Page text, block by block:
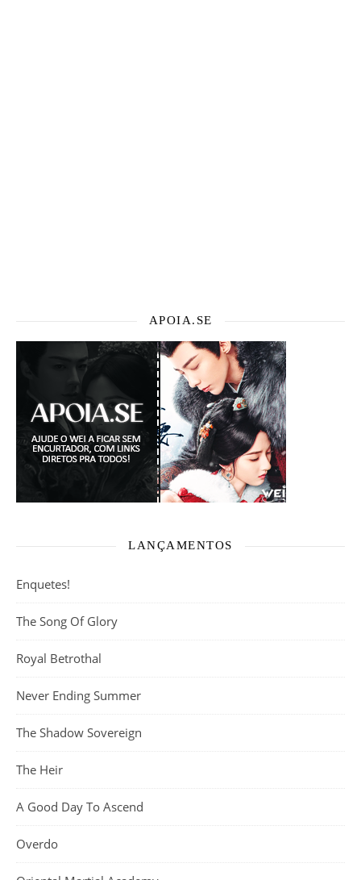
APOIA.SE
LANÇAMENTOS
Enquetes!
The Song Of Glory
Royal Betrothal
Never Ending Summer
The Shadow Sovereign
The Heir
A Good Day To Ascend
Overdo